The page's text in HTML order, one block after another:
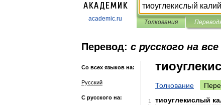
academic.ru Толкования
Перевод: с русского на
Со всех языков на:
Русский
С русского на:
Толкование
1 тиоуглекислый